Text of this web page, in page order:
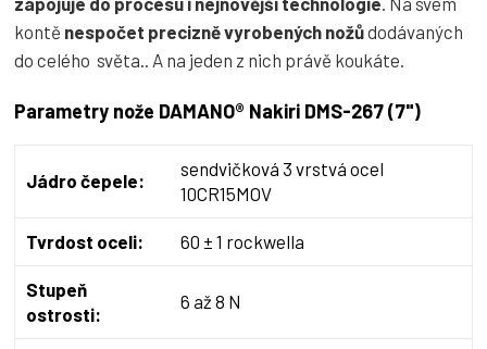
kontě nespočet precizně vyrobených nožůdodávaných
do celého světa.. A na jeden z nich právě koukáte.
Parametry nože DAMANO® Nakiri DMS-267 (7")
Jádro čepele:
sendvičková 3 vrstvá ocel
10CR15MOV
Tvrdost oceli: 60 ± 1 rockwella
Stupeň
ostrosti:
6 až 8 N